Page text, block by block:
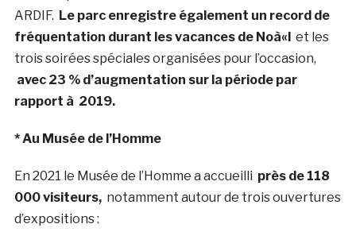
ARDIF. Le parc enregistre également un record de
fréquentation durant les vacances de Noà«let les
trois soirées spéciales organisées pour l’occasion,
avec 23 % d’augmentation sur la période par
rapport à 2019.
* Au Musée de l’Homme
En 2021 le Musée de l’Homme a accueilli près de 118
000 visiteurs,notamment autour de trois ouvertures
d’expositions :